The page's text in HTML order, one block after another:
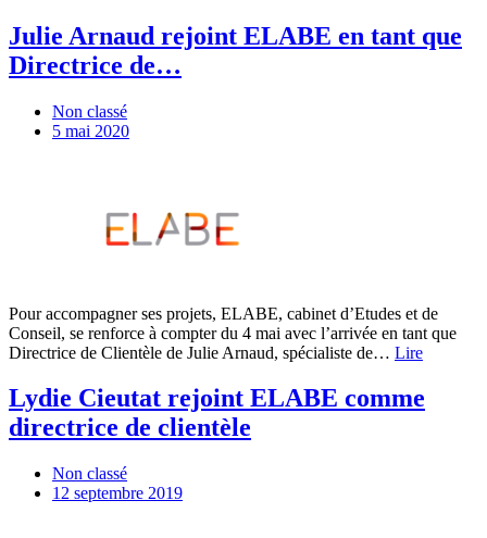
Julie Arnaud rejoint ELABE en tant que
Directrice de…
Non classé
5 mai 2020
Pour accompagner ses projets, ELABE, cabinet d’Etudes et de
Conseil, se renforce à compter du 4 mai avec l’arrivée en tant que
Directrice de Clientèle de Julie Arnaud, spécialiste de… Lire
Lydie Cieutat rejoint ELABE comme
directrice de clientèle
Non classé
12 septembre 2019